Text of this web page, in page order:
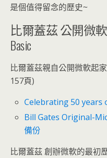
是個值得留念的歷史~
比爾蓋茲 公開微
Basic
比爾蓋茲親自公開微軟起
157頁)
Celebrating 50
Bill Gates Original-
備份
比爾蓋茲 創辦微軟的最初